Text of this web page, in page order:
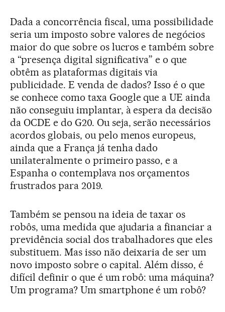
Dada a concorrência fiscal, uma possibilidade
seria um imposto sobre valores de negócios
maior do que sobre os lucros e também sobre
a “presença digital significativa” e o que
obtêm as plataformas digitais via
publicidade. E venda de dados? Isso é o que
se conhece como taxa Google que a UE ainda
não conseguiu implantar, à espera da decisão
da OCDE e do G20. Ou seja, serão necessários
acordos globais, ou pelo menos europeus,
ainda que a França já tenha dado
unilateralmente o primeiro passo, e a
Espanha o contemplava nos orçamentos
frustrados para 2019.
Também se pensou na ideia de taxar os
robôs, uma medida que ajudaria a financiar a
previdência social dos trabalhadores que eles
substituem. Mas isso não deixaria de ser um
novo imposto sobre o capital. Além disso, é
difícil definir o que é um robô: uma máquina?
Um programa? Um smartphone é um robô?